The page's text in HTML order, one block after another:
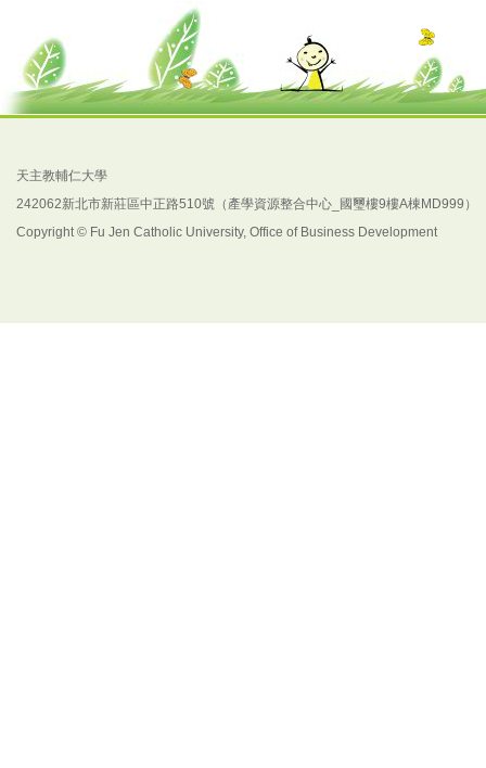
天主教輔仁大學
242062新北市新莊區中正路510號（產學資源整合中心_國璽樓9樓A棟MD999）
Copyright © Fu Jen Catholic University, Office of Business Development